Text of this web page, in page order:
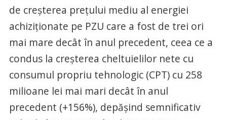
de creşterea preţului mediu al energiei
achiziţionate pe PZU care a fost de trei ori
mai mare decât în anul precedent, ceea ce a
condus la creşterea cheltuielilor nete cu
consumul propriu tehnologic (CPT) cu 258
milioane lei mai mari decât în anul
precedent (+156%), depăşind semnificativ